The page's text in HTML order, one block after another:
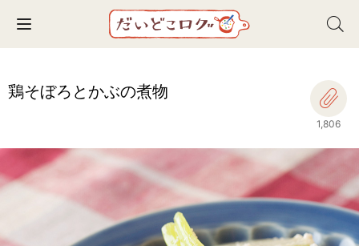
Toggle navigation
鶏そぼろとかぶの煮物
1,806